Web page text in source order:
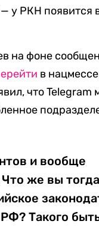
у РКН появится
на фоне
в
что Telegram
и вообще
же вы
Такого